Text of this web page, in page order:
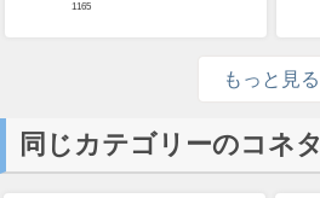
1165
もっと見る
同じカテゴリーのコネタ